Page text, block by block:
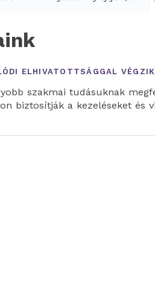
ELHIVATOTTSÁGGAL
szakmai tudásuknak
biztosítják a kezeléseket és